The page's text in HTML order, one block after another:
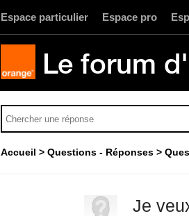
Espace particulier Espace pro
Le forum
Accueil Questions - Réponses
Je